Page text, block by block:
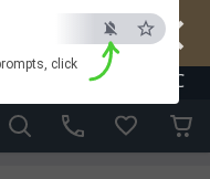
×
ESC
click